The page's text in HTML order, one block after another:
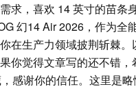
求，喜欢 14 英寸的苗条
幻14 Air 2026，作为全
在生产力领域披荆斩棘。
你觉得文章写的还不错，
感谢你的信任。这里是